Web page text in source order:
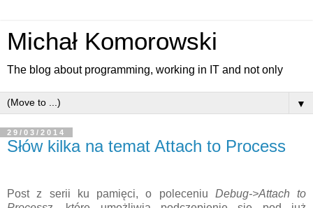
Michał Komorowski
The blog about programming, working in IT and not only
▼
29/03/2014
Słów kilka na temat Attach to Process
Post z serii ku pamięci, o poleceniu Debug->Attach to